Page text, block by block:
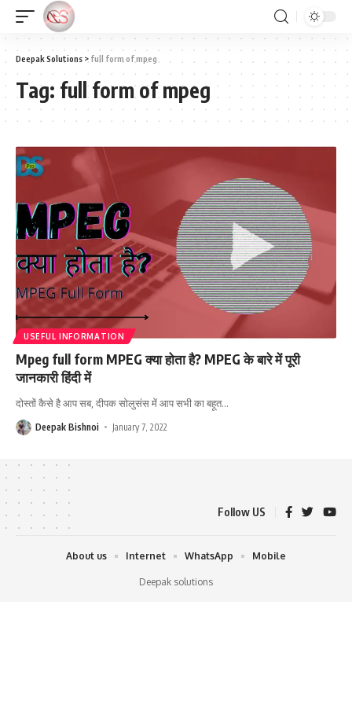
Deepak Solutions > full form of mpeg
Tag: full form of mpeg
USEFUL INFORMATION
Mpeg full form MPEG क्या होता है? MPEG के बारे में पूरी
जानकारी हिंदी में
दोस्तों कैसे है आप सब, दीपक सोलुसंस में आप सभी का बहूत…
Deepak Bishnoi January 7, 2022
Follow US
Deepak solutions
About us Internet WhatsApp Mobile